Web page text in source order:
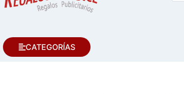
CATEGORÍAS